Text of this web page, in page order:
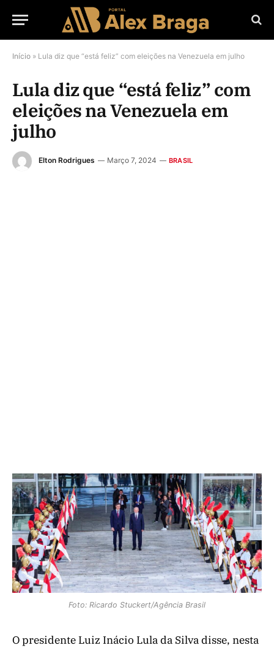
Início » Lula diz que “está feliz” com eleições na Venezuela em julho
Lula diz que “está feliz” com
eleições na Venezuela em
julho
Elton Rodrigues Março 7, 2024 BRASIL
Foto: Ricardo Stuckert/Agência Brasil
O presidente Luiz Inácio Lula da Silva disse, nesta